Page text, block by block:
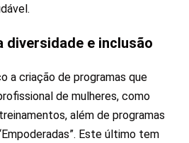
diversidade e inclusão
a criação de programas que
de mulheres, como
além de programas
Este último tem